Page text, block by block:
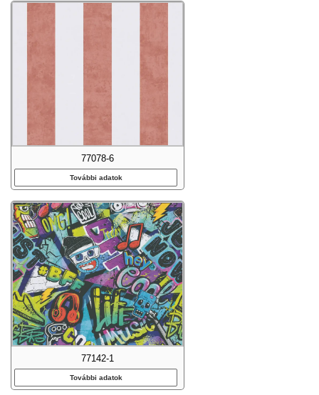
77078-6
További adatok
77142-1
További adatok